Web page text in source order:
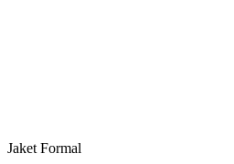
Jaket Formal